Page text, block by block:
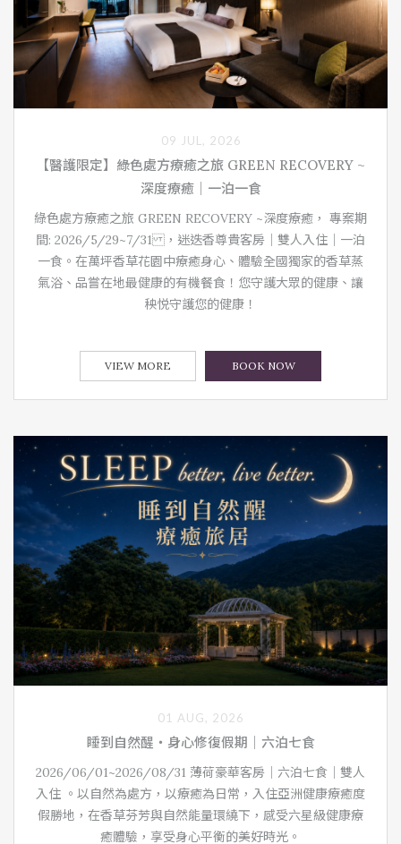
【醫護限定】綠色處方療癒之旅 GREEN RECOVERY ~
深度療癒｜一泊一食
綠色處方療癒之旅 GREEN RECOVERY ~深度療癒， 專案期
間: 2026/5/29~7/31 ，迷迭香尊貴客房｜雙人入住｜一泊
一食。在萬坪香草花園中療癒身心、體驗全國獨家的香草蒸
氣浴、品嘗在地最健康的有機餐食！您守護大眾的健康、讓
秧悦守護您的健康！
09 JUL, 2026
VIEW MORE BOOK NOW
睡到自然醒・身心修復假期｜六泊七食
2026/06/01~2026/08/31 薄荷豪華客房｜六泊七食｜雙人
入住 。以自然為處方，以療癒為日常，入住亞洲健康療癒度
假勝地，在香草芬芳與自然能量環繞下，感受六星級健康療
癒體驗，享受身心平衡的美好時光。
01 AUG, 2026